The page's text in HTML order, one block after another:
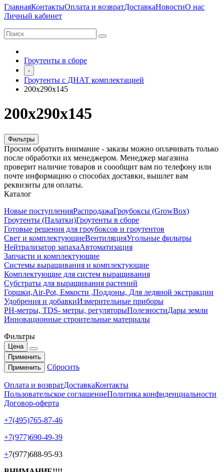
ГлавнаяКонтактыОплата и возвратДоставкаНовостиО нас
Личный кабинет
Гроутенты в сборе
-
Гроутенты с ДНАТ комплектацией
200х290х145
200х290х145
Фильтры
Просим обратить внимание - заказы можно оплачивать только
после обработки их менеджером. Менеджер магазина
проверит наличие товаров и соообщит вам по телефону или
почте информацию о способах доставки, вышлет вам
реквизиты для оплаты.
Каталог
Новые поступленияРаспродажаГроубоксы (GrowBox)
Гроутенты (Палатки)Гроутенты в сборе
Готовые решения для гроубоксов и гроутентов
Свет и комплектующиеВентиляцияУгольные фильтры
Нейтрализатор запахаАвтоматизация
Запчасти и комплектующие
Системы выращивания и комплектующие
Комплектующие для систем выращивания
Субстраты для выращивания растений
Горшки,Air-Pot, Емкости ,Поддоны, Для ледяной экстракции
Удобрения и добавкиИзмерительные приборы
РН-метры, TDS- метры, регуляторыПолезностиДары земли
Инновационные строительные материалы
Фильтры
Цена
Применить
Применить
Сбросить
Оплата и возвратДоставкаКонтакты
Пользовательское соглашениеПолитика конфиденциальности
Договор-оферта
+7(495)765-87-46
+7(977)690-49-39
+7(977)688-95-93